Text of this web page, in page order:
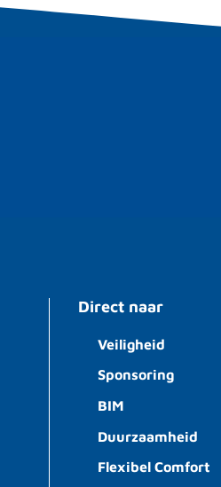
Direct naar
Veiligheid
Sponsoring
BIM
Duurzaamheid
Flexibel Comfort